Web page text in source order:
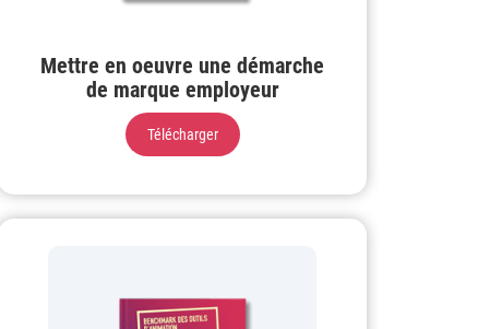
Mettre en oeuvre une démarche
de marque employeur
Télécharger